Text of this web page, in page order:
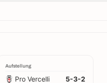
Aufstellung
Pro Vercelli
5-3-2